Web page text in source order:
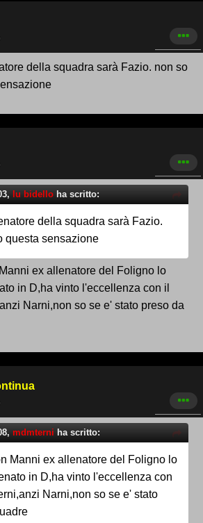
della squadra sarà Fazio. non so
lu bidello ha scritto:
della squadra sarà Fazio.
questa sensazione
ex allenatore del Foligno lo
in D,ha vinto l'eccellenza con il
Narni,non so se e' stato preso da
mdmterni ha scritto:
Manni ex allenatore del Foligno lo
in D,ha vinto l'eccellenza con
Narni,non so se e' stato